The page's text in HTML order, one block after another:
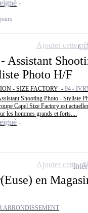
Assistant
Photo H/F
- SIZE FACTORY - 94 -
Shooting Photo - Styliste
Capel Size Factory est
les hommes grands et forts....
Ajouter cette
en
ARRONDISSEMENT
Ajouter cette